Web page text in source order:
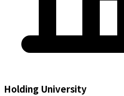
Holding University